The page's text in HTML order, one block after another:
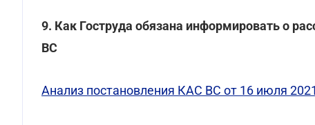
9. Как Гоструда обязана информировать о
ВС
Анализ постановления КАС ВС от 16 июля